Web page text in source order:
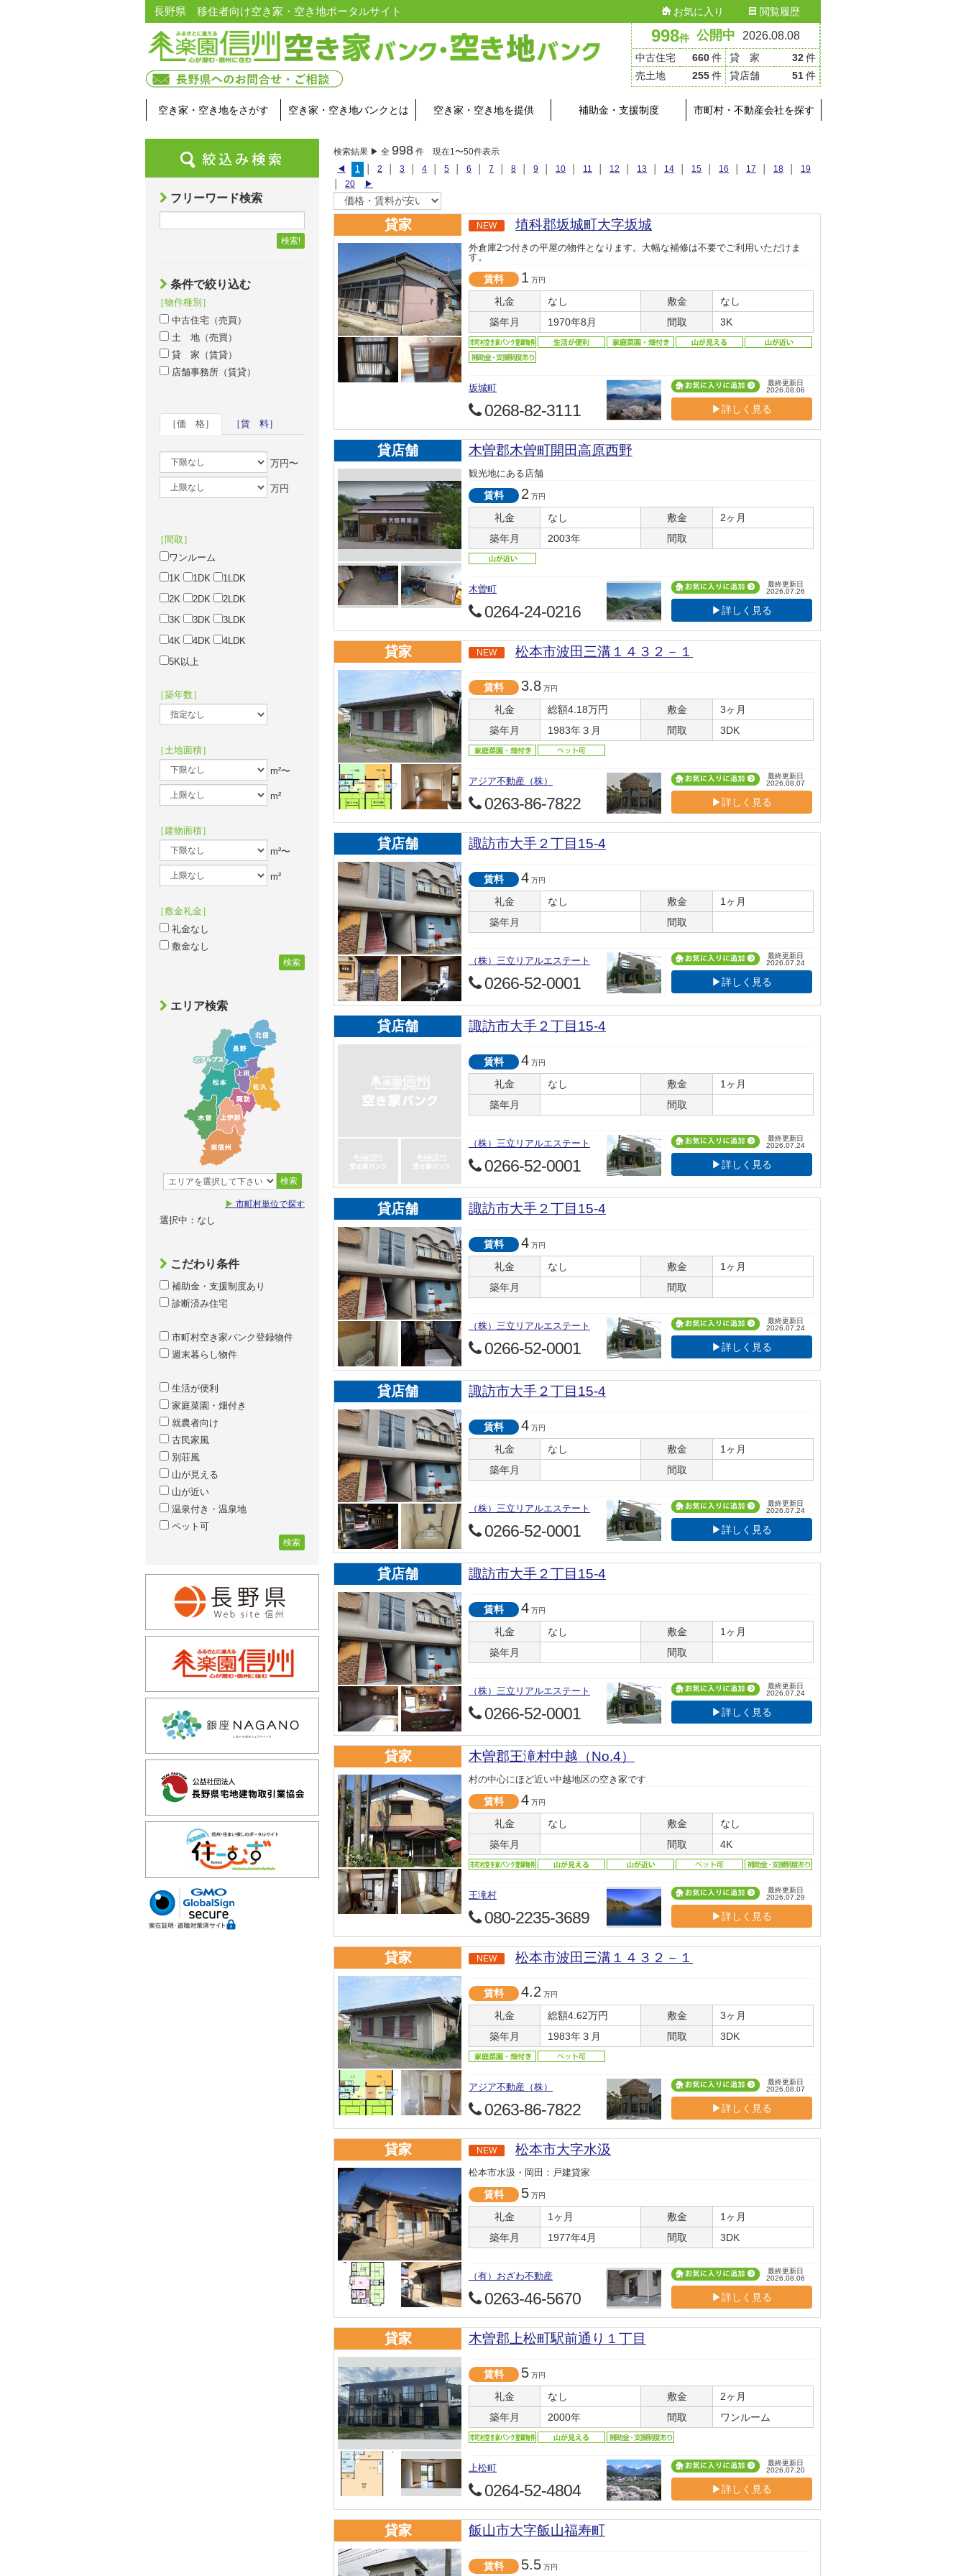
998件 公開中 2026.08.08
中古住宅 660件 貸 家 32件
売土地
255件 貸店舗 51件
長野県 移住者向け空き家・空き地ポータルサイト お気に入り 閲覧履歴
空き家・空き地をさがす 空き家・空き地バンクとは 空き家・空き地を提供 補助金・支援制度 市町村・不動産会社を探す
フリーワード検索
検索!
条件で絞り込む
［物件種別］
中古住宅（売買）
土 地（売買）
貸 家（賃貸）
店舗事務所（賃貸）
［価 格］ ［賃 料］
万円〜
万円
［間取］
ワンルーム
1K
1DK
1LDK
2K
2DK
2LDK
3K
3DK
3LDK
4K
4DK
4LDK
5K以上
［築年数］
［土地面積］
m²〜
m²
［建物面積］
m²〜
m²
［敷金礼金］
礼金なし
敷金なし
検索
エリア検索
検索
▶ 市町村単位で探す
選択中：なし
こだわり条件
補助金・支援制度あり
診断済み住宅
市町村空き家バンク登録物件
週末暮らし物件
生活が便利
家庭菜園・畑付き
就農者向け
古民家風
別荘風
山が見える
山が近い
温泉付き・温泉地
ペット可
検索
検索結果 ▶ 全 998 件 現在1〜50件表示
◀
1 2 3 4 5 6 7 8 9 10 11 12 13 14 15 16 17 18
19
20 ▶
貸家 NEW 埴科郡坂城町大字坂城
外倉庫2つ付きの平屋の物件となります。大幅な補修は不要でご利用いただけま
す。
賃料 1 万円
礼金 なし 敷金
なし
築年月
1970年8月 間取 3K
坂城町
0268-82-3111
最終更新日
2026.08.06
▶詳しく見る
貸店舗 木曽郡木曽町開田高原西野
観光地にある店舗
賃料 2 万円
礼金 なし 敷金
2ヶ月
築年月
2003年 間取
木曽町
0264-24-0216
最終更新日
2026.07.26
▶詳しく見る
貸家 NEW 松本市波田三溝１４３２－１
賃料 3.8 万円
礼金 総額4.18万円 敷金
3ヶ月
築年月
1983年３月 間取 3DK
アジア不動産（株）
0263-86-7822
最終更新日
2026.08.07
▶詳しく見る
貸店舗 諏訪市大手２丁目15-4
賃料 4 万円
礼金 なし 敷金
1ヶ月
築年月
間取
（株）三立リアルエステート
0266-52-0001
最終更新日
2026.07.24
▶詳しく見る
貸店舗 諏訪市大手２丁目15-4
賃料 4 万円
礼金 なし 敷金
1ヶ月
築年月
間取
（株）三立リアルエステート
0266-52-0001
最終更新日
2026.07.24
▶詳しく見る
貸店舗 諏訪市大手２丁目15-4
賃料 4 万円
礼金 なし 敷金
1ヶ月
築年月
間取
（株）三立リアルエステート
0266-52-0001
最終更新日
2026.07.24
▶詳しく見る
貸店舗 諏訪市大手２丁目15-4
賃料 4 万円
礼金 なし 敷金
1ヶ月
築年月
間取
（株）三立リアルエステート
0266-52-0001
最終更新日
2026.07.24
▶詳しく見る
貸店舗 諏訪市大手２丁目15-4
賃料 4 万円
礼金 なし 敷金
1ヶ月
築年月
間取
（株）三立リアルエステート
0266-52-0001
最終更新日
2026.07.24
▶詳しく見る
貸家 木曽郡王滝村中越（No.4）
村の中心にほど近い中越地区の空き家です
賃料 4 万円
礼金 なし 敷金
なし
築年月
間取 4K
王滝村
080-2235-3689
最終更新日
2026.07.29
▶詳しく見る
貸家 NEW 松本市波田三溝１４３２－１
賃料 4.2 万円
礼金 総額4.62万円 敷金
3ヶ月
築年月
1983年３月 間取 3DK
アジア不動産（株）
0263-86-7822
最終更新日
2026.08.07
▶詳しく見る
貸家 NEW 松本市大字水汲
松本市水汲・岡田：戸建貸家
賃料 5 万円
礼金 1ヶ月 敷金
1ヶ月
築年月
1977年4月 間取 3DK
（有）おざわ不動産
0263-46-5670
最終更新日
2026.08.06
▶詳しく見る
貸家 木曽郡上松町駅前通り１丁目
賃料 5 万円
礼金 なし 敷金
2ヶ月
築年月
2000年 間取 ワンルーム
上松町
0264-52-4804
最終更新日
2026.07.20
▶詳しく見る
貸家 飯山市大字飯山福寿町
賃料 5.5 万円